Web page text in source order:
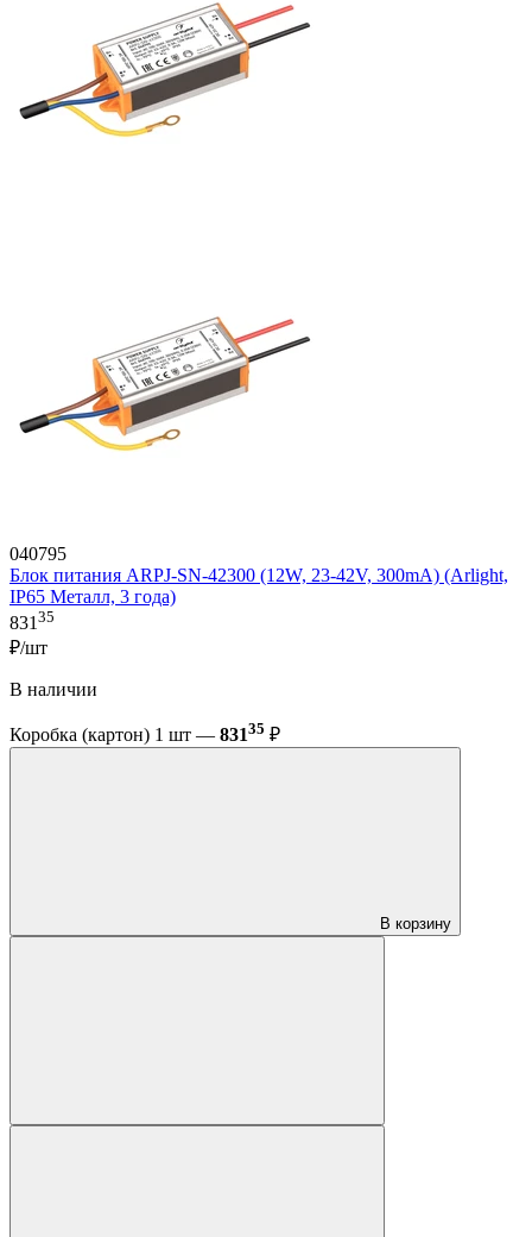
040795
Блок питания ARPJ-SN-42300 (12W, 23-42V, 300mA) (Arlight,
IP65 Металл, 3 года)
831 35
₽/шт
В наличии
Коробка (картон) 1 шт — 83135 ₽
В корзину